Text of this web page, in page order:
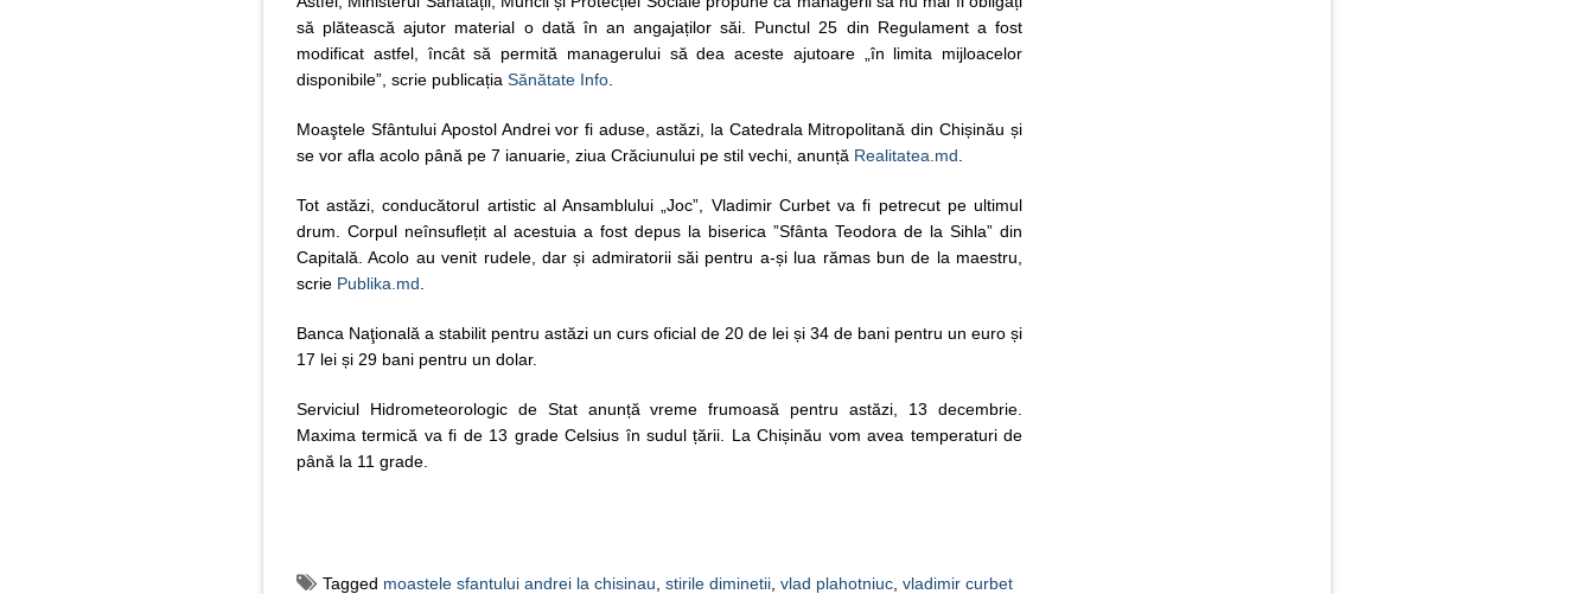
să plătească ajutor material o dată în an angajaților săi. Punctul 25 din Regulament a fost
modificat astfel, încât să permită managerului să dea aceste ajutoare „în limita mijloacelor
disponibile”, scrie publicația Sănătate Info.
Moaştele Sfântului Apostol Andrei vor fi aduse, astăzi, la Catedrala Mitropolitană din Chișinău și
se vor afla acolo până pe 7 ianuarie, ziua Crăciunului pe stil vechi, anunță Realitatea.md
Tot astăzi, conducătorul artistic al Ansamblului „Joc”, Vladimir Curbet va fi petrecut pe ultimul
drum. Corpul neînsuflețit al acestuia a fost depus la biserica ”Sfânta Teodora de la Sihla” din
Capitală. Acolo au venit rudele, dar și admiratorii săi pentru a-și lua rămas bun de la maestru,
scrie Publika.md
Banca Naţională a stabilit pentru astăzi un curs oficial de 20 de lei și 34 de bani pentru un euro și
17 lei și 29 bani pentru un dolar.
Serviciul Hidrometeorologic de Stat anunță vreme frumoasă pentru astăzi, 13 decembrie.
Maxima termică va fi de 13 grade Celsius în sudul țării. La Chișinău vom avea temperaturi de
până la 11 grade.
Tagged moastele sfantului andrei la chisinau stirile diminetii vlad plahotniuc vladimir curbet